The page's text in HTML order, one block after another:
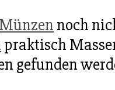
Münzen noch
praktisch
gefunden